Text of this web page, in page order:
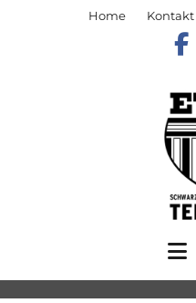
Home Kontakt